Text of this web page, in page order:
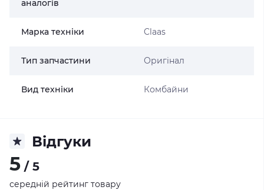
аналогів
Марка техніки Claas
Тип запчастини Оригінал
Вид техніки Комбайни
Відгуки
5 / 5
середній рейтинг товару